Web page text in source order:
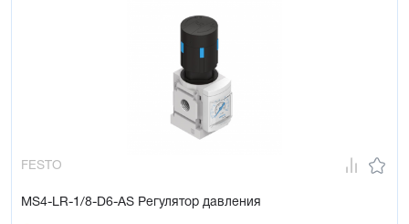
FESTO
MS4-LR-1/8-D6-AS Регулятор давления